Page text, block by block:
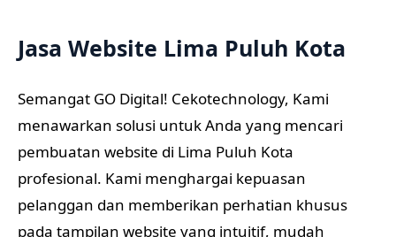
Jasa Website Lima Puluh Kota
Semangat GO Digital! Cekotechnology, Kami
menawarkan solusi untuk Anda yang mencari
pembuatan website di Lima Puluh Kota
profesional. Kami menghargai kepuasan
pelanggan dan memberikan perhatian khusus
pada tampilan website yang intuitif, mudah